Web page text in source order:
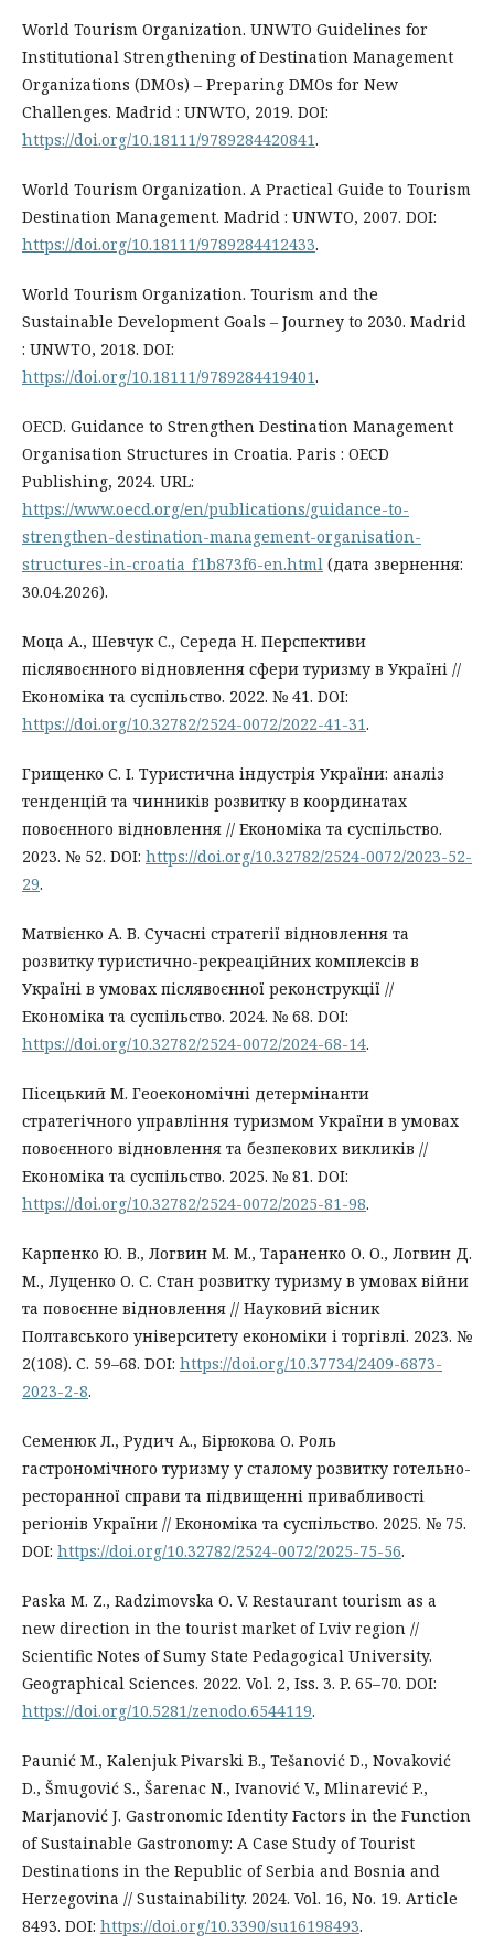
World Tourism Organization. UNWTO Guidelines for
Institutional Strengthening of Destination Management
Organizations (DMOs) – Preparing DMOs for New
Challenges. Madrid : UNWTO, 2019. DOI:
https://doi.org/10.18111/9789284420841.
World Tourism Organization. A Practical Guide to Tourism
Destination Management. Madrid : UNWTO, 2007. DOI:
https://doi.org/10.18111/9789284412433.
World Tourism Organization. Tourism and the
Sustainable Development Goals – Journey to 2030. Madrid
: UNWTO, 2018. DOI:
https://doi.org/10.18111/9789284419401.
OECD. Guidance to Strengthen Destination Management
Organisation Structures in Croatia. Paris : OECD
Publishing, 2024. URL:
https://www.oecd.org/en/publications/guidance-to-
strengthen-destination-management-organisation-
structures-in-croatia_f1b873f6-en.html (дата звернення:
30.04.2026).
Моца А., Шевчук С., Середа Н. Перспективи
післявоєнного відновлення сфери туризму в Україні //
Економіка та суспільство. 2022. № 41. DOI:
https://doi.org/10.32782/2524-0072/2022-41-31.
Грищенко С. І. Туристична індустрія України: аналіз
тенденцій та чинників розвитку в координатах
повоєнного відновлення // Економіка та суспільство.
2023. № 52. DOI: https://doi.org/10.32782/2524-0072/2023-52-
29.
Матвієнко А. В. Сучасні стратегії відновлення та
розвитку туристично-рекреаційних комплексів в
Україні в умовах післявоєнної реконструкції //
Економіка та суспільство. 2024. № 68. DOI:
https://doi.org/10.32782/2524-0072/2024-68-14.
Пісецький М. Геоекономічні детермінанти
стратегічного управління туризмом України в умовах
повоєнного відновлення та безпекових викликів //
Економіка та суспільство. 2025. № 81. DOI:
https://doi.org/10.32782/2524-0072/2025-81-98.
Карпенко Ю. В., Логвин М. М., Тараненко О. О., Логвин Д.
М., Луценко О. С. Стан розвитку туризму в умовах війни
та повоєнне відновлення // Науковий вісник
Полтавського університету економіки і торгівлі. 2023. №
2(108). С. 59–68. DOI: https://doi.org/10.37734/2409-6873-
2023-2-8.
Семенюк Л., Рудич А., Бірюкова О. Роль
гастрономічного туризму у сталому розвитку готельно-
ресторанної справи та підвищенні привабливості
регіонів України // Економіка та суспільство. 2025. № 75.
DOI: https://doi.org/10.32782/2524-0072/2025-75-56.
Paska M. Z., Radzimovska O. V. Restaurant tourism as a
new direction in the tourist market of Lviv region //
Scientific Notes of Sumy State Pedagogical University.
Geographical Sciences. 2022. Vol. 2, Iss. 3. P. 65–70. DOI:
https://doi.org/10.5281/zenodo.6544119.
Paunić M., Kalenjuk Pivarski B., Tešanović D., Novaković
D., Šmugović S., Šarenac N., Ivanović V., Mlinarević P.,
Marjanović J. Gastronomic Identity Factors in the Function
of Sustainable Gastronomy: A Case Study of Tourist
Destinations in the Republic of Serbia and Bosnia and
Herzegovina // Sustainability. 2024. Vol. 16, No. 19. Article
8493. DOI: https://doi.org/10.3390/su16198493.